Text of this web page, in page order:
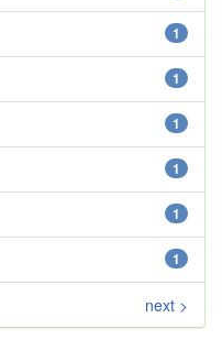
1
1
1
1
1
1
next >